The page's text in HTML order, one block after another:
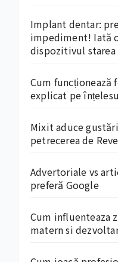
Implant dentar:
impediment! Iată
dispozitivul starea
Cum funcționează
explicat pe
Mixit aduce
petrecerea de
Advertoriale vs
preferă Google
Cum influenteaza
matern si